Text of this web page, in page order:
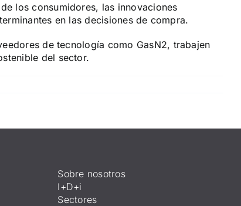
los consumidores, las innovaciones
en las decisiones de compra.
de tecnología como GasN2, trabajen
del sector.
Sobre nosotros
I+D+i
Sectores